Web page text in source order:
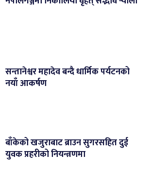
सन्तानेश्वर महादेव बन्दै धार्मिक पर्यटनको
नयाँ आकर्षण
बाँकेको खजुराबाट ब्राउन सुगरसहित दुई
युवक प्रहरीको नियन्त्रणमा